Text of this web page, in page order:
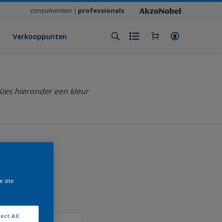
consumenten professionals
Verkooppunten
hieronder een kleur
site
All